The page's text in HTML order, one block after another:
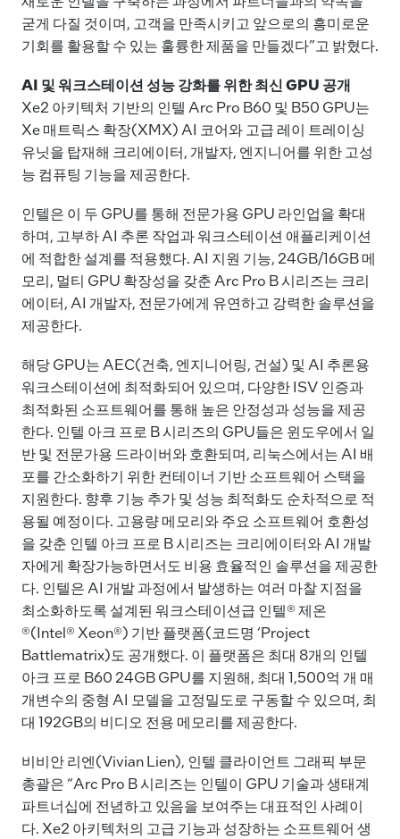
굳게 다질 것이며, 고객을 만족시키고 앞으로의 흥미로운
기회를 활용할 수 있는 훌륭한 제품을 만들겠다”고 밝혔다.
AI 및 워크스테이션 성능 강화를 위한 최신 GPU 공개
Xe2 아키텍처 기반의 인텔 Arc Pro B60 및 B50 GPU는
Xe 매트릭스 확장(XMX) AI 코어와 고급 레이 트레이싱
유닛을 탑재해 크리에이터, 개발자, 엔지니어를 위한 고성
능 컴퓨팅 기능을 제공한다.
인텔은 이 두 GPU를 통해 전문가용 GPU 라인업을 확대
하며, 고부하 AI 추론 작업과 워크스테이션 애플리케이션
에 적합한 설계를 적용했다. AI 지원 기능, 24GB/16GB 메
모리, 멀티 GPU 확장성을 갖춘 Arc Pro B 시리즈는 크리
에이터, AI 개발자, 전문가에게 유연하고 강력한 솔루션을
제공한다.
해당 GPU는 AEC(건축, 엔지니어링, 건설) 및 AI 추론용
워크스테이션에 최적화되어 있으며, 다양한 ISV 인증과
최적화된 소프트웨어를 통해 높은 안정성과 성능을 제공
한다. 인텔 아크 프로 B 시리즈의 GPU들은 윈도우에서 일
반 및 전문가용 드라이버와 호환되며, 리눅스에서는 AI 배
포를 간소화하기 위한 컨테이너 기반 소프트웨어 스택을
지원한다. 향후 기능 추가 및 성능 최적화도 순차적으로 적
용될 예정이다. 고용량 메모리와 주요 소프트웨어 호환성
을 갖춘 인텔 아크 프로 B 시리즈는 크리에이터와 AI 개발
자에게 확장가능하면서도 비용 효율적인 솔루션을 제공한
다. 인텔은 AI 개발 과정에서 발생하는 여러 마찰 지점을
최소화하도록 설계된 워크스테이션급 인텔® 제온
®(Intel® Xeon®) 기반 플랫폼(코드명 ‘Project
Battlematrix)도 공개했다. 이 플랫폼은 최대 8개의 인텔
아크 프로 B60 24GB GPU를 지원해, 최대 1,500억 개 매
개변수의 중형 AI 모델을 고정밀도로 구동할 수 있으며, 최
대 192GB의 비디오 전용 메모리를 제공한다.
비비안 리엔(Vivian Lien), 인텔 클라이언트 그래픽 부문
총괄은 “Arc Pro B 시리즈는 인텔이 GPU 기술과 생태계
파트너십에 전념하고 있음을 보여주는 대표적인 사례이
다. Xe2 아키텍처의 고급 기능과 성장하는 소프트웨어 생